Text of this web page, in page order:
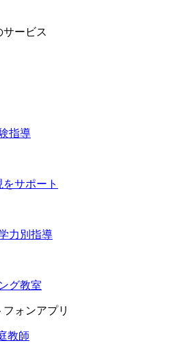
サービス
指導
サポート
力別指導
グ教室
ォンアプリ
教師